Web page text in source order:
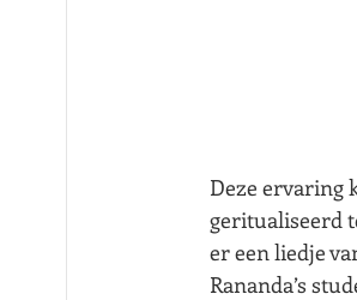
Deze ervaring
geritualiseerd
er een liedje
Rananda’s